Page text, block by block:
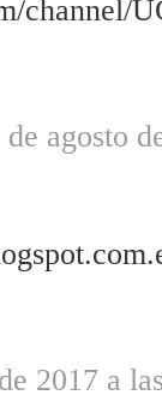
channel/
de agosto
2017 a